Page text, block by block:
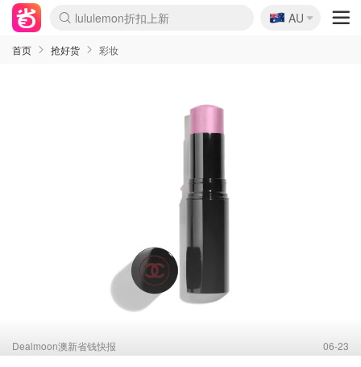
SSENSE年中2.5折
FreshBeauty好价汇总
Cettire降价+叠9折
WWS Coles超市实拍
viagogo二手票捡漏
Myer超级周末
The Outnet奢牌1折起
David Jones 3折起
Flannels大牌1折
Perfumes Club护肤1折
AMIRO面罩$251
Amazon折扣汇总
eToro入金$200送$50
Amazon数码好物
ICONIC本周7.5折
ThedoubleF高奢地板价
Moose Knuckles 6折
丝芙兰5折起
EUFY摄像头$98
Selenichast首饰2折
Trip机票酒店促销
YSL送5件彩妆礼
Amazon家居好物
Amazon美妆护肤
雅漾大喷$8
过敏原检测盒$33
伊索独家赠50ml沐浴露
科颜氏高保湿面霜$29
SEALIFE海洋馆门票6折
丝塔芙大白罐$16
订阅Newsletter送香薰
Cult Beauty 6.8折
Harrods圣诞日历$525
LN-CC奢牌私促3折
d'Alba空姐喷雾$16
EVE LOM套装£56
Bernardelli独家4折
Adore Beauty 6折起
CT圣诞日历
Mytheresa奢品2.7折
Luxury Escapes 9折
Currentbody美容仪$881
MOON Garden Live
Roborock扫地机$649
Tingo Life水杯$24
Valentino官网5折
CR洗护套装$23
修丽可4件套$159
Myer彩妆2件7折
GANNI官网4.5折
Stylevana韩妆4折
Tessabit高奢8.5折
OGX洗发水$11
Amazon阿德莱德次日达
卡诗8.5折+赠礼
Philips Hue灯具8折
🇦🇺
AU
首页 抢好货 彩妆
Dealmoon澳新省钱快报 06-23